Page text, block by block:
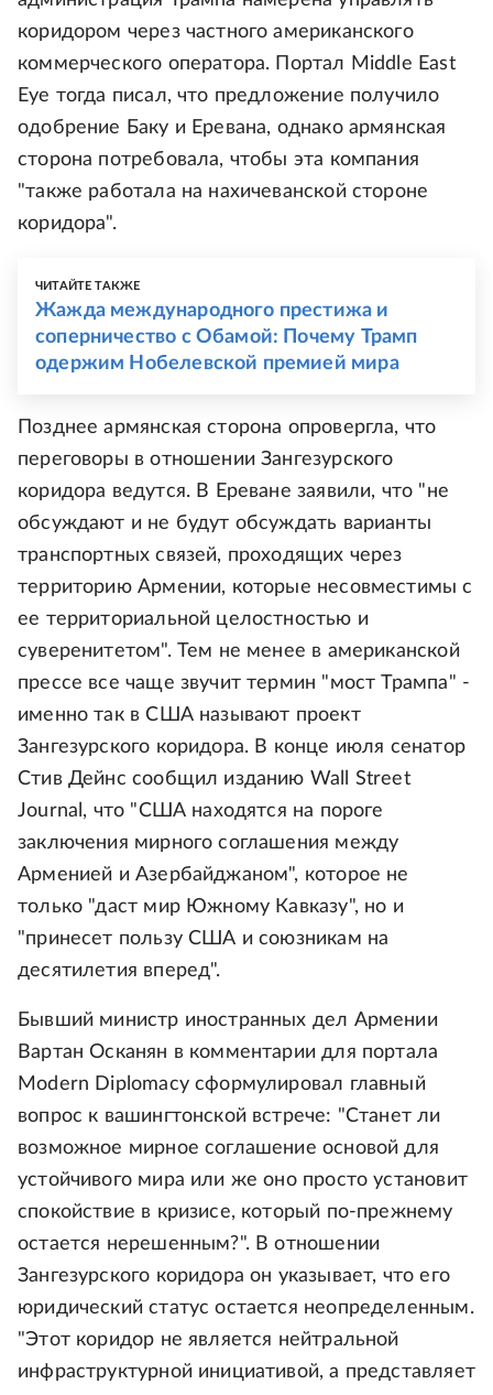
коридором через частного американского
коммерческого оператора. Портал Middle East
Eye тогда писал, что предложение получило
одобрение Баку и Еревана, однако армянская
сторона потребовала, чтобы эта компания
"также работала на нахичеванской стороне
коридора".
ЧИТАЙТЕ ТАКЖЕ
Жажда международного престижа и
соперничество с Обамой: Почему Трамп
одержим Нобелевской премией мира
Позднее армянская сторона опровергла, что
переговоры в отношении Зангезурского
коридора ведутся. В Ереване заявили, что "не
обсуждают и не будут обсуждать варианты
транспортных связей, проходящих через
территорию Армении, которые несовместимы с
ее территориальной целостностью и
суверенитетом". Тем не менее в американской
прессе все чаще звучит термин "мост Трампа" -
именно так в США называют проект
Зангезурского коридора. В конце июля сенатор
Стив Дейнс сообщил изданию Wall Street
Journal, что "США находятся на пороге
заключения мирного соглашения между
Арменией и Азербайджаном", которое не
только "даст мир Южному Кавказу", но и
"принесет пользу США и союзникам на
десятилетия вперед".
Бывший министр иностранных дел Армении
Вартан Осканян в комментарии для портала
Modern Diplomacy сформулировал главный
вопрос к вашингтонской встрече: "Станет ли
возможное мирное соглашение основой для
устойчивого мира или же оно просто установит
спокойствие в кризисе, который по-прежнему
остается нерешенным?". В отношении
Зангезурского коридора он указывает, что его
юридический статус остается неопределенным.
"Этот коридор не является нейтральной
инфраструктурной инициативой, а представляет